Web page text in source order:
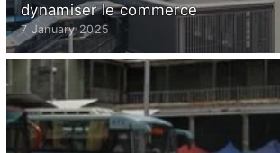
dynamiser le commerce
7 January 2025